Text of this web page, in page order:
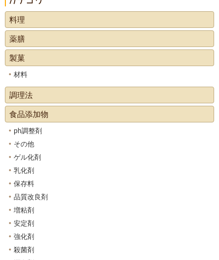
料理
薬膳
製菓
材料
調理法
食品添加物
ph調整剤
その他
ゲル化剤
乳化剤
保存料
品質改良剤
増粘剤
安定剤
強化剤
殺菌剤